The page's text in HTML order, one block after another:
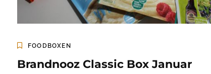
FOODBOXEN
Brandnooz Classic Box Januar